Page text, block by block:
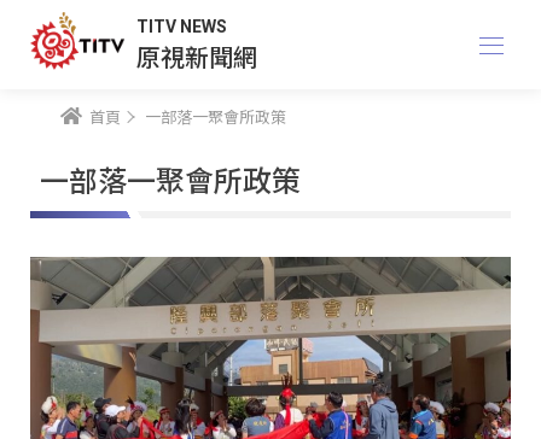
TITV NEWS
原視新聞網
首頁 一部落一聚會所政策
一部落一聚會所政策